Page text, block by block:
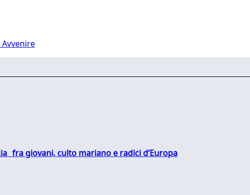
fra giovani, culto mariano e radici d’Europa